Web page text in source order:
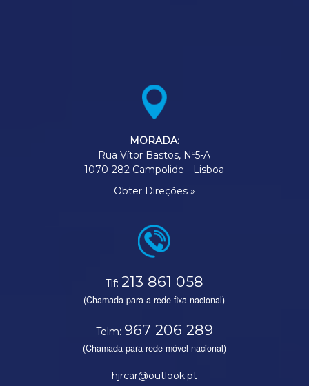
MORADA:
Rua Vítor Bastos, Nº5-A
1070-282 Campolide - Lisboa
Obter Direções »
Tlf: 213 861 058
(Chamada para a rede fixa nacional)
Telm: 967 206 289
(Chamada para rede móvel nacional)
hjrcar@outlook.pt